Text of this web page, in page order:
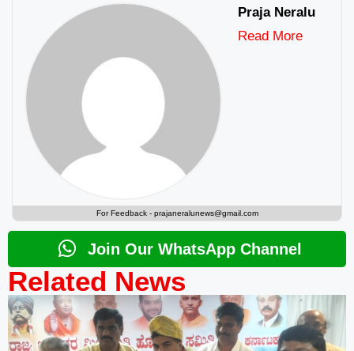
Praja Neralu
Read More
For Feedback - prajaneralunews@gmail.com
Join Our WhatsApp Channel
Related News